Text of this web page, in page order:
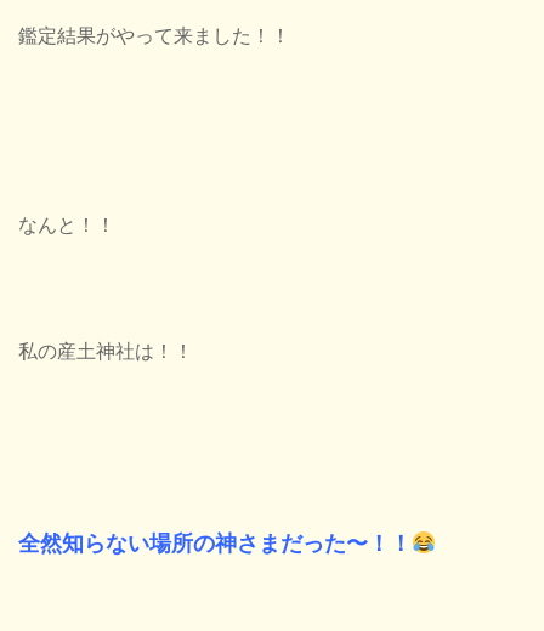
鑑定結果がやって来ました！！
なんと！！
私の産土神社は！！
全然知らない場所の神さまだった〜！！